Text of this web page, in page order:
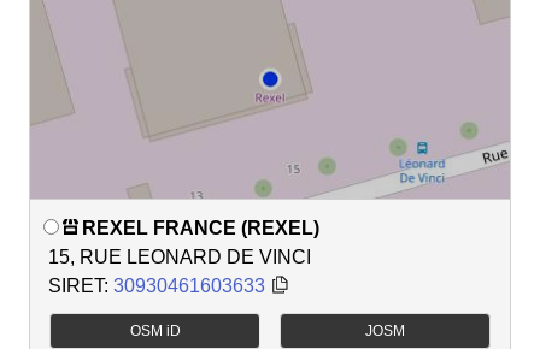
REXEL FRANCE (REXEL)
15, RUE LEONARD DE VINCI
SIRET: 30930461603633
OSM iD JOSM